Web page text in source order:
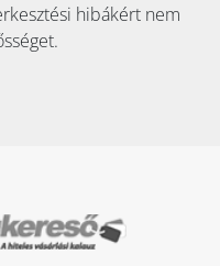
hibákért nem